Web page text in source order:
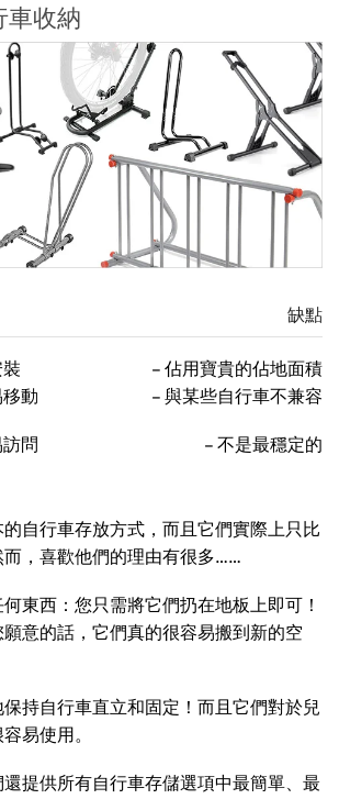
車收納
缺點
動
問
– 佔用寶貴的佔地面積
– 與某些自行車不兼容
– 不是最穩定的
自行車存放方式，而且它們實際上只比
，喜歡他們的理由有很多……
東西：您只需將它們扔在地板上即可！
意的話，它們真的很容易搬到新的空
持自行車直立和固定！而且它們對於兒
易使用。
提供所有自行車存儲選項中最簡單、最